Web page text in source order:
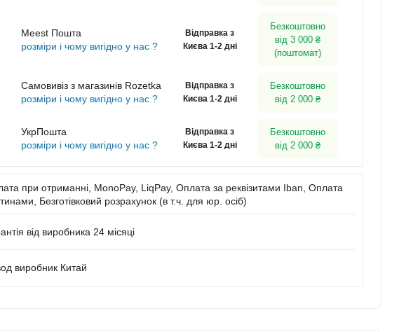
Meest Пошта
розміри і чому вигідно у нас ?
Відправка з
Києва 1-2 дні
Безкоштовно
від 3 000 ₴
(поштомат)
Самовивіз з магазинів Rozetka
розміри і чому вигідно у нас ?
Відправка з
Києва 1-2 дні
Безкоштовно
від 2 000 ₴
УкрПошта
розміри і чому вигідно у нас ?
Відправка з
Києва 1-2 дні
Безкоштовно
від 2 000 ₴
при отриманні, MonoPay, LiqPay, Оплата за реквізитами Iban, Оплата
Безготівковий розрахунок (в т.ч. для юр. осіб)
від виробника 24 місяці
виробник Китай